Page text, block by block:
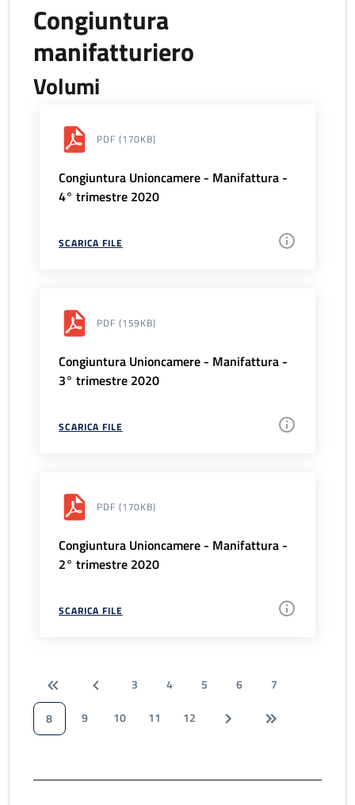
Congiuntura
manifatturiero
Volumi
PDF (170KB)
Congiuntura Unioncamere - Manifattura -
4° trimestre 2020
SCARICA FILE
PDF (159KB)
Congiuntura Unioncamere - Manifattura -
3° trimestre 2020
SCARICA FILE
PDF (170KB)
Congiuntura Unioncamere - Manifattura -
2° trimestre 2020
SCARICA FILE
3 4 5 6
7
8
9 10 11 12